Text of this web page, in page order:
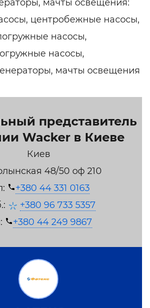
мачты освещения:
центробежные насосы,
насосы,
насосы,
мачты освещения
представитель
Wacker в Киеве
Киев
48/50 оф 210
+380 44 331 0163
+380 96 733 5357
+380 44 249 9867